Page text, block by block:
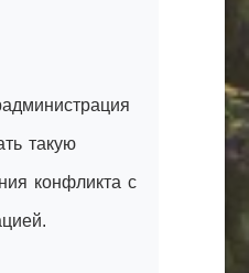
такую
конфликта с